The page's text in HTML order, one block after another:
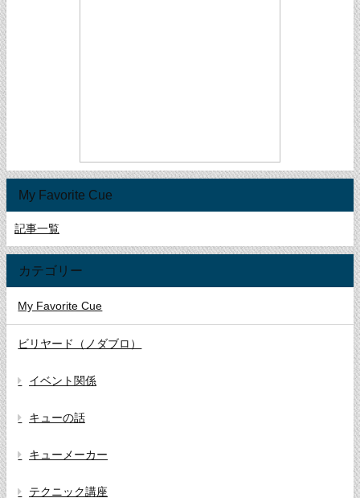
My Favorite Cue
記事一覧
カテゴリー
My Favorite Cue
ビリヤード（ノダブロ）
イベント関係
キューの話
キューメーカー
テクニック講座